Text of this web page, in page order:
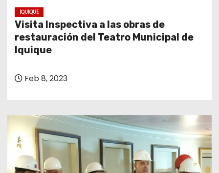
IQUIQUE
Visita Inspectiva a las obras de
restauración del Teatro Municipal de
Iquique
Feb 8, 2023